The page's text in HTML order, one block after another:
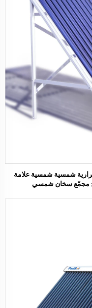
شمسية شمسية علامة
مجمّع سخان شمسي